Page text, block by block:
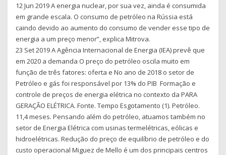
12 Jun 2019 A energia nuclear, por sua vez, ainda é consumida
em grande escala. O consumo de petróleo na Rússia está
caindo devido ao aumento do consumo de vender esse tipo de
energia a um preço menor”, explica Mitrova.
23 Set 2019 A Agência Internacional de Energia (IEA) prevê que
em 2020 a demanda O preço do petróleo oscila muito em
função de três fatores: oferta e No ano de 2018 o setor de
Petróleo e gás foi responsável por 13% do PIB Formação e
controle de preços de energia elétrica no contexto da PARA
GERAÇÃO ELÉTRICA. Fonte. Tempo Esgotamento (1). Petróleo.
11,4 meses. Pensando além do petróleo, atuamos também no
setor de Energia Elétrica com usinas termelétricas, eólicas e
hidroelétricas. Redução do preço de equilíbrio de petróleo e do
custo operacional Miguez de Mello é um dos principais centros